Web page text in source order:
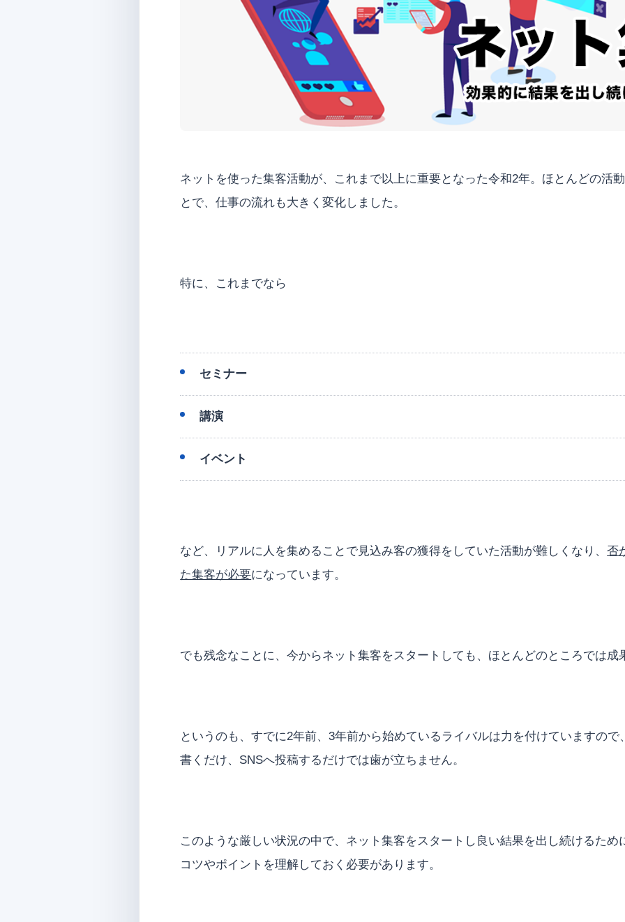
ネットを使った集客活動が、これまで以上に重要となった令和2年。ほとんどの活
とで、仕事の流れも大きく変化しました。
特に、これまでなら
セミナー
講演
イベント
など、リアルに人を集めることで見込み客の獲得をしていた活動が難しくなり、否
た集客が必要になっています。
でも残念なことに、今からネット集客をスタートしても、ほとんどのところでは成
というのも、すでに2年前、3年前から始めているライバルは力を付けていますの
書くだけ、SNSへ投稿するだけでは歯が立ちません。
このような厳しい状況の中で、ネット集客をスタートし良い結果を出し続けるため
コツやポイントを理解しておく必要があります。